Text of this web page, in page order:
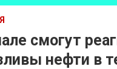
смогут
нефти в